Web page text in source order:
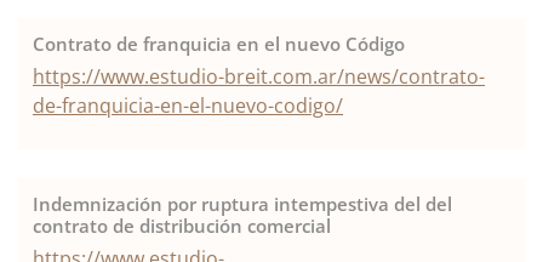
Contrato de franquicia en el nuevo Código
https://www.estudio-breit.com.ar/news/contrato-
de-franquicia-en-el-nuevo-codigo/
Indemnización por ruptura intempestiva del del
contrato de distribución comercial